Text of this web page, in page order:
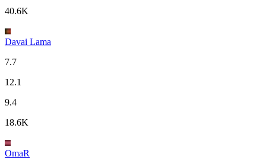
40.6K
Davai Lama
7.7
12.1
9.4
18.6K
OmaR